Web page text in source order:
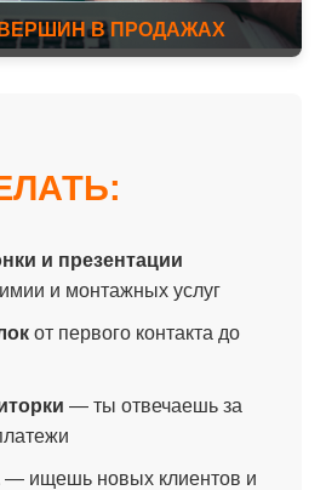
В ПРОДАЖАХ
и презентации
и монтажных услуг
от первого контакта до
— ты отвечаешь за
— ищешь новых клиентов и